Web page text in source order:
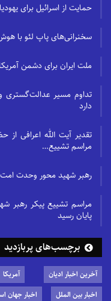
حمایت از اسرائیل برای
سخنرانی‌های پاپ لئو با
ملت ایران برای دشمن
تداوم مسیر عدالت‌گستری و
دارد
تقدیر آیت الله اعرافی
مراسم تشییع…
رهبر شهید محور وحدت
مراسم تشییع پیکر رهبر
پایان رسید
برچسب‌های پربازدید
آخرین اخبار ادیان آمریکا
اخبار بین الملل
اخبار جهان